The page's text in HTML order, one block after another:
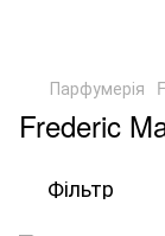
Парфумерія
Frederic
Фільтр